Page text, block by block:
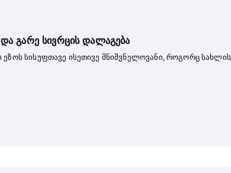
გარე სივრცის დალაგება
ეზოს სისუფთავე ისეთივე მნიშვნელოვანი, როგორც